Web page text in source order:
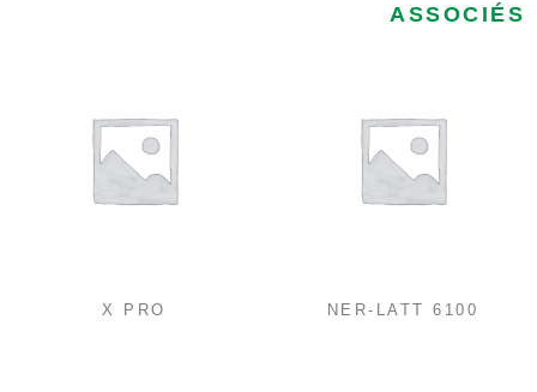
ASSOCIÉS
X PRO NER-LATT 6100